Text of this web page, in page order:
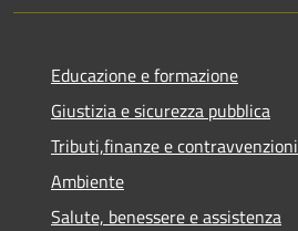
Educazione e formazione
Giustizia e sicurezza pubblica
Tributi,finanze e contravvenzioni
Ambiente
Salute, benessere e assistenza